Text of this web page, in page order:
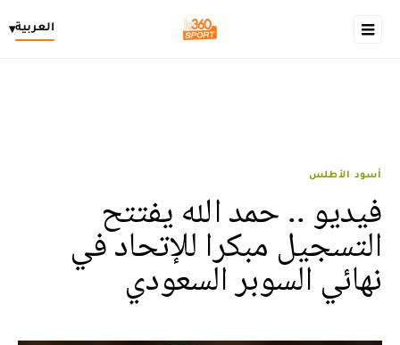
العربية▾
أسود الأطلس
فيديو .. حمد الله يفتتح
التسجيل مبكرا للإتحاد في
نهائي السوبر السعودي